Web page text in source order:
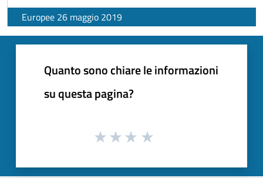
Europee 26 maggio 2019
Quanto sono chiare le informazioni
su questa pagina?